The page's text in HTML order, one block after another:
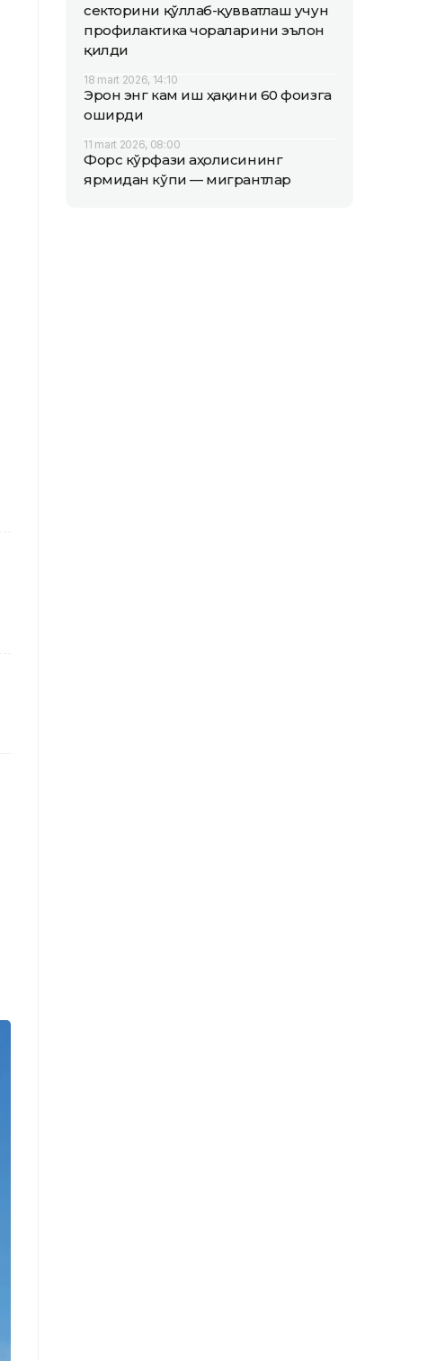
секторини қўллаб-қувватлаш учун
профилактика чораларини эълон
қилди
18 mart 2026, 14:10
Эрон энг кам иш ҳақини 60 фоизга
оширди
11 mart 2026, 08:00
Форс кўрфази аҳолисининг
ярмидан кўпи — мигрантлар